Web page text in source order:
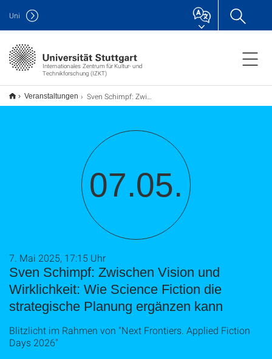
Internationales Zentrum für Kultur- und
Technikforschung (IZKT)
Uni
Veranstaltungen Sven Schimpf: Zwischen Vision und Wirklichkeit: Wie Science Fiction die strategische Planung ergänzen kann
07.05.
Sven Schimpf: Zwischen Vision und
Wirklichkeit: Wie Science Fiction die
strategische Planung ergänzen kann
7. Mai 2025, 17:15 Uhr
Blitzlicht im Rahmen von "Next Frontiers. Applied Fiction
Days 2026"